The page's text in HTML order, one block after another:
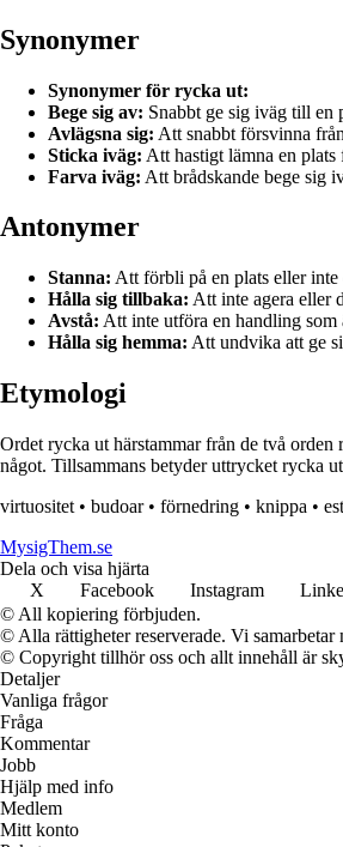
Synonymer
Synonymer för rycka ut:
Bege sig av: Snabbt ge sig iväg till en
Avlägsna sig: Att snabbt försvinna
Sticka iväg: Att hastigt lämna en
Farva iväg: Att brådskande bege sig
Antonymer
Stanna: Att förbli på en plats eller
Hålla sig tillbaka: Att inte agera eller
Avstå: Att inte utföra en handling
Hålla sig hemma: Att undvika att ge
Etymologi
Ordet rycka ut härstammar från de två
något. Tillsammans betyder uttrycket rycka
virtuositet • budoar• förnedring • knippa •
MysigThem.se
Dela och visa hjärta
X
Facebook Instagram
© All kopiering förbjuden.
© Alla rättigheter reserverade. Vi
© Copyright tillhör oss och allt innehåll är
Detaljer
Vanliga frågor
Fråga
Kommentar
Jobb
Hjälp med info
Medlem
Mitt konto